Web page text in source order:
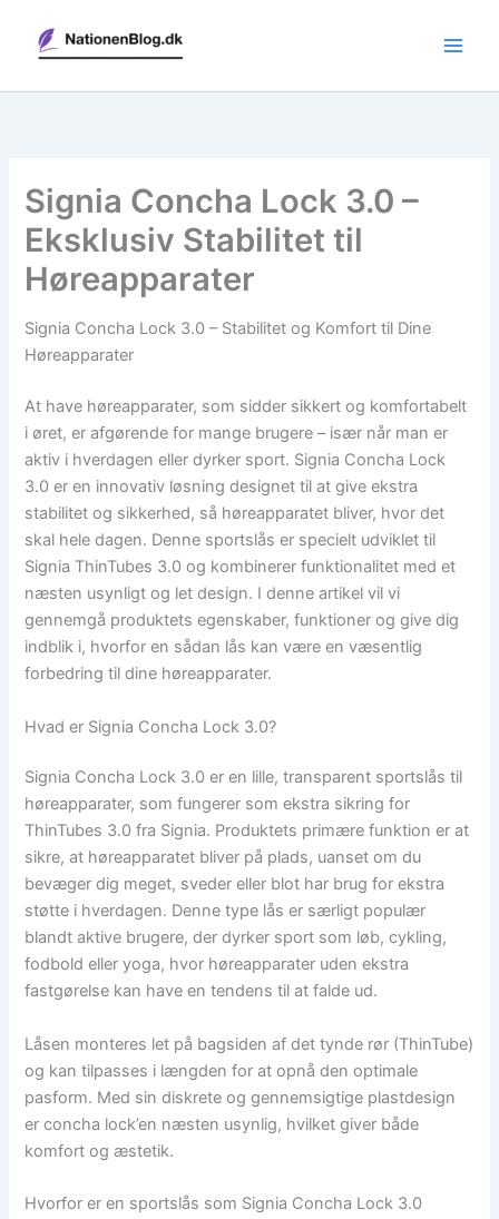
indholdet
Signia Concha Lock 3.0 –
Eksklusiv Stabilitet til
Høreapparater
Signia Concha Lock 3.0 – Stabilitet og Komfort til Dine
Høreapparater
At have høreapparater, som sidder sikkert og komfortabelt
i øret, er afgørende for mange brugere – især når man er
aktiv i hverdagen eller dyrker sport. Signia Concha Lock
3.0 er en innovativ løsning designet til at give ekstra
stabilitet og sikkerhed, så høreapparatet bliver, hvor det
skal hele dagen. Denne sportslås er specielt udviklet til
Signia ThinTubes 3.0 og kombinerer funktionalitet med et
næsten usynligt og let design. I denne artikel vil vi
gennemgå produktets egenskaber, funktioner og give dig
indblik i, hvorfor en sådan lås kan være en væsentlig
forbedring til dine høreapparater.
Hvad er Signia Concha Lock 3.0?
Signia Concha Lock 3.0 er en lille, transparent sportslås til
høreapparater, som fungerer som ekstra sikring for
ThinTubes 3.0 fra Signia. Produktets primære funktion er at
sikre, at høreapparatet bliver på plads, uanset om du
bevæger dig meget, sveder eller blot har brug for ekstra
støtte i hverdagen. Denne type lås er særligt populær
blandt aktive brugere, der dyrker sport som løb, cykling,
fodbold eller yoga, hvor høreapparater uden ekstra
fastgørelse kan have en tendens til at falde ud.
Låsen monteres let på bagsiden af det tynde rør (ThinTube)
og kan tilpasses i længden for at opnå den optimale
pasform. Med sin diskrete og gennemsigtige plastdesign
er concha lock’en næsten usynlig, hvilket giver både
komfort og æstetik.
Hvorfor er en sportslås som Signia Concha Lock 3.0